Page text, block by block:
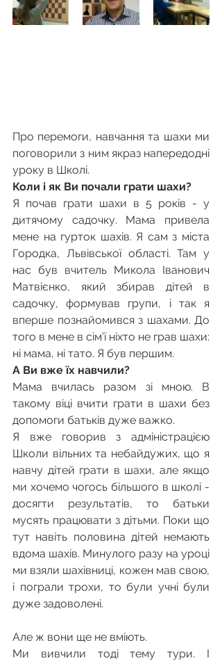
Про перемоги, навчання та шахи ми
поговорили з ним якраз напередодні
уроку в Школі.
Коли і як Ви почали грати шахи?
Я почав грати шахи в 5 років - у
дитячому садочку. Мама привела
мене на гурток шахів. Я сам з міста
Городка, Львівської області. Там у
нас був вчитель Микола Іванович
Матвієнко, який збирав дітей в
садочку, формував групи, і так я
вперше познайомився з шахами. До
того в мене в сім’ї ніхто не грав шахи:
ні мама, ні тато. Я був першим.
А Ви вже їх навчили?
Мама вчилась разом зі мною. В
такому віці вчити грати в шахи без
допомоги батьків дуже важко.
Я вже говорив з адміністрацією
Школи вільних та небайдужих, що я
навчу дітей грати в шахи, але якщо
ми хочемо чогось більшого в школі -
досягти результатів, то батьки
мусять працювати з дітьми. Поки що
тут навіть половина дітей немають
вдома шахів. Минулого разу на уроці
ми взяли шахівниці, кожен мав свою,
і пограли трохи, то були учні були
дуже задоволені.
Але ж вони ще не вміють.
Ми вивчили тоді тему тури. І